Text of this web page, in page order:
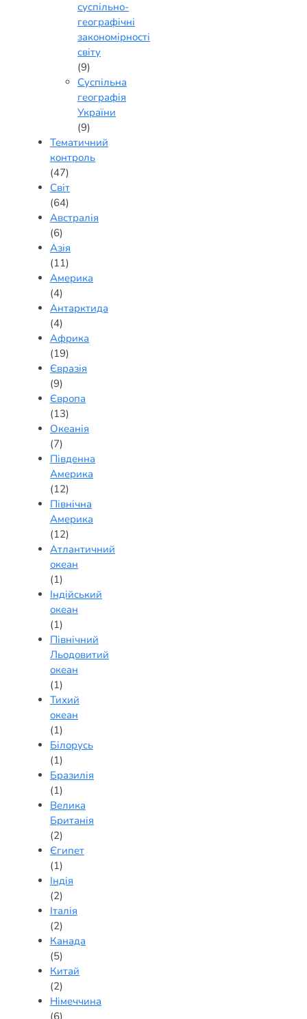
суспільно-
географічні
закономірності
світу
(9)
Суспільна
географія
України
(9)
Тематичний
контроль
(47)
Світ
(64)
Австралія
(6)
Азія
(11)
Америка
(4)
Антарктида
(4)
Африка
(19)
Євразія
(9)
Європа
(13)
Океанія
(7)
Південна
Америка
(12)
Північна
Америка
(12)
Атлантичний
океан
(1)
Індійський
океан
(1)
Північний
Льодовитий
океан
(1)
Тихий
океан
(1)
Білорусь
(1)
Бразилія
(1)
Велика
Британія
(2)
Єгипет
(1)
Індія
(2)
Італія
(2)
Канада
(5)
Китай
(2)
Німеччина
(6)